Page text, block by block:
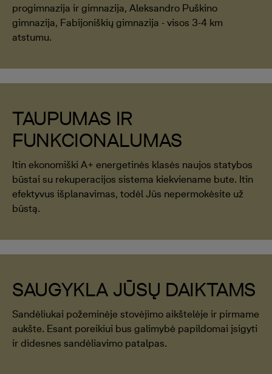
progimnazija ir gimnazija, Aleksandro Puškino
gimnazija, Fabijoniškių gimnazija - visos 3-4 km
atstumu.
TAUPUMAS IR
FUNKCIONALUMAS
Itin ekonomiški A+ energetinės klasės naujos statybos
būstai su rekuperacijos sistema kiekviename bute. Itin
efektyvus išplanavimas, todėl Jūs nepermokėsite už
būstą.
SAUGYKLA JŪSŲ DAIKTAMS
Sandėliukai požeminėje stovėjimo aikštelėje ir pirmame
aukšte. Esant poreikiui bus galimybė papildomai įsigyti
ir didesnes sandėliavimo patalpas.